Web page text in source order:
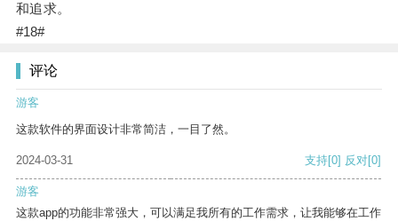
和追求。
#18#
评论
游客
这款软件的界面设计非常简洁，一目了然。
2024-03-31 支持[0] 反对[0]
游客
这款app的功能非常强大，可以满足我所有的工作需求，让我能够在工作